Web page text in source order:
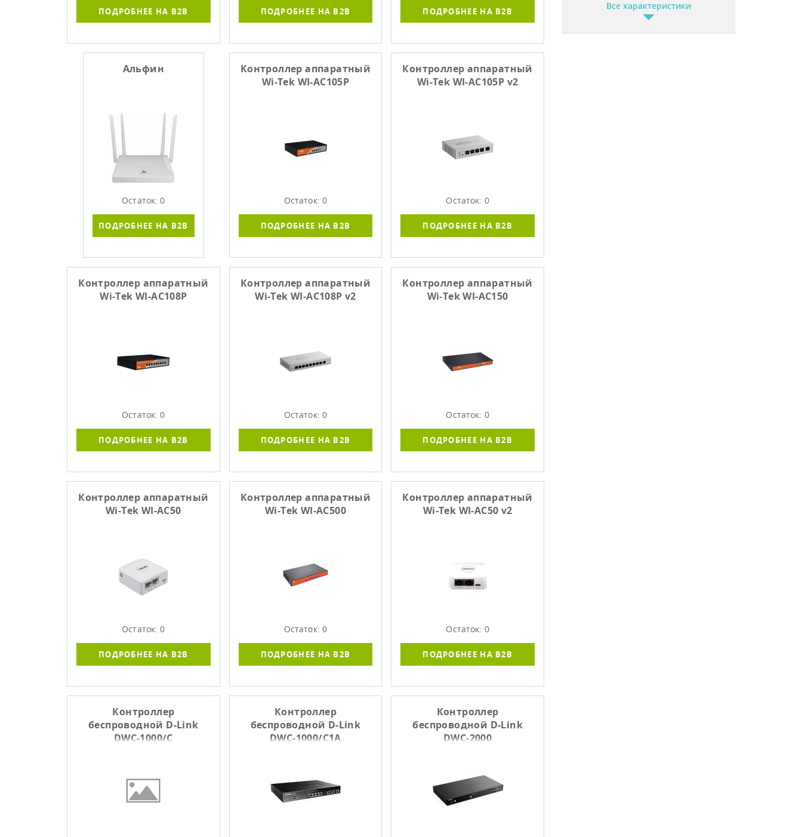
Все характеристики
ПОДРОБНЕЕ НА B2B ПОДРОБНЕЕ НА B2B ПОДРОБНЕЕ НА B2B
Альфин
Остаток: 0
ПОДРОБНЕЕ НА B2B
Контроллер аппаратный
Wi-Tek WI-AC105P
Остаток: 0
ПОДРОБНЕЕ НА B2B
Контроллер аппаратный
Wi-Tek WI-AC105P v2
Остаток: 0
ПОДРОБНЕЕ НА B2B
Контроллер аппаратный
Wi-Tek WI-AC108P
Остаток: 0
ПОДРОБНЕЕ НА B2B
Контроллер аппаратный
Wi-Tek WI-AC108P v2
Остаток: 0
ПОДРОБНЕЕ НА B2B
Контроллер аппаратный
Wi-Tek WI-AC150
Остаток: 0
ПОДРОБНЕЕ НА B2B
Контроллер аппаратный
Wi-Tek WI-AC50
Остаток: 0
ПОДРОБНЕЕ НА B2B
Контроллер аппаратный
Wi-Tek WI-AC500
Остаток: 0
ПОДРОБНЕЕ НА B2B
Контроллер аппаратный
Wi-Tek WI-AC50 v2
Остаток: 0
ПОДРОБНЕЕ НА B2B
Контроллер
беспроводной D-Link
DWC-1000/C
Контроллер
беспроводной D-Link
DWC-1000/C1A
Контроллер
беспроводной D-Link
DWC-2000